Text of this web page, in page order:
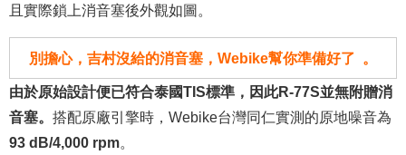
且實際鎖上消音塞後外觀如圖。
別擔心，吉村沒給的消音塞，Webike幫你準備好了 。
由於原始設計便已符合泰國TIS標準，因此R-77S並無附贈消
音塞。 搭配原廠引擎時，Webike台灣同仁實測的原地噪音為
93 dB/4,000 rpm